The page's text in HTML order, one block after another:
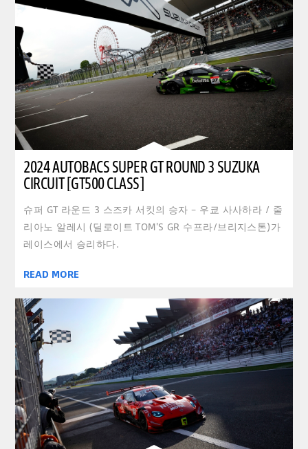
2024 AUTOBACS SUPER GT ROUND 3 SUZUKA
CIRCUIT [GT500 CLASS]
슈퍼 GT 라운드 3 스즈카 서킷의 승자 – 우쿄 사사하라 / 줄
리아노 알레시 (딜로이트 TOM'S GR 수프라/브리지스톤)가
레이스에서 승리하다.
READ MORE